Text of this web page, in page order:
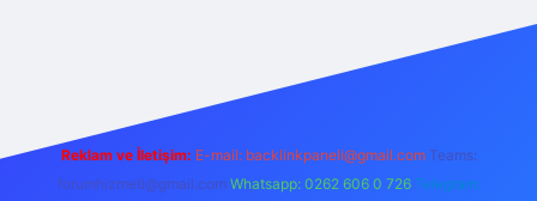
Reklam ve İletişim: E-mail: backlinkpaneli@gmail.com Teams:
forumhizmeti@gmail.com Whatsapp: 0262 606 0 726 Telegram: